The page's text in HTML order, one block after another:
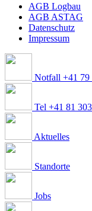
AGB Logbau
AGB ASTAG
Datenschutz
Impressum
Notfall +41 79
Tel +41 81
Aktuelles
Standorte
Jobs